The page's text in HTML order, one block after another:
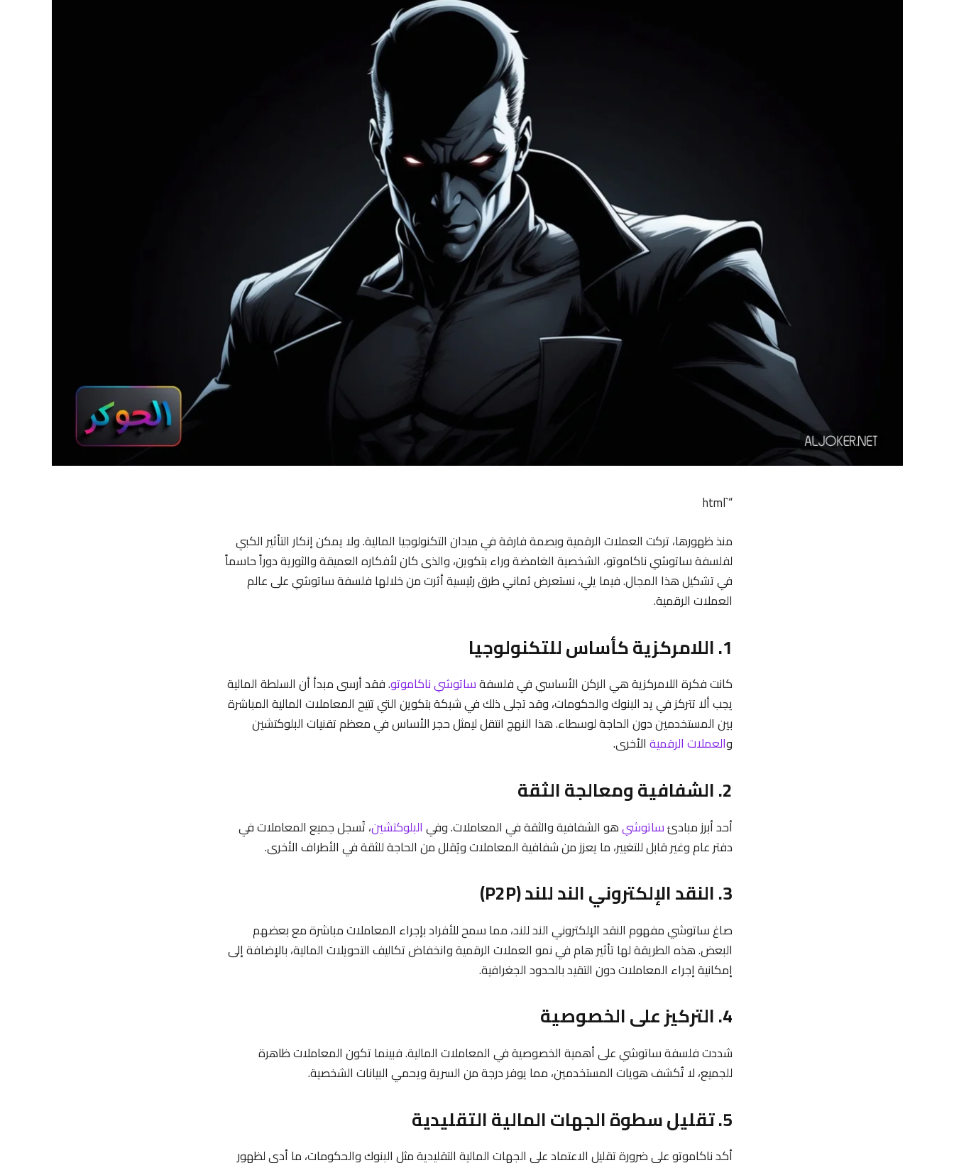
“`html
منذ ظهورها، تركت العملات الرقمية وبصمة فارقة في ميدان التكنولوجيا المالية. ولا يمكن إنكار التأثير الكبي
لفلسفة ساتوشي ناكاموتو، الشخصية الغامضة وراء بتكوين، والذى كان لأفكاره العميقة والثورية دوراً حاسماً
في تشكيل هذا المجال. فيما يلي، نستعرض ثماني طرق رئيسية أثرت من خلالها فلسفة ساتوشي على عالم
العملات الرقمية.
1. اللامركزية كأساس للتكنولوجيا
كانت فكرة اللامركزية هي الركن الأساسي في فلسفةساتوشي ناكاموتو. فقد أرسى مبدأ أن السلطة المالية
يجب ألا تتركز في يد البنوك والحكومات، وقد تجلى ذلك في شبكة بتكوين التي تتيح المعاملات المالية المباشرة
بين المستخدمين دون الحاجة لوسطاء. هذا النهج انتقل ليمثل حجر الأساس في معظم تقنيات البلوكتشين
والعملات الرقميةالأخرى.
2. الشفافية ومعالجة الثقة
أحد أبرز مبادئساتوشيهو الشفافية والثقة في المعاملات. وفيالبلوكتشين، تُسجل جميع المعاملات في
دفتر عام وغير قابل للتغيير، ما يعزز من شفافية المعاملات ويُقلل من الحاجة للثقة في الأطراف الأخرى.
3. النقد الإلكتروني الند للند (P2P)
صاغ ساتوشي مفهوم النقد الإلكتروني الند للند، مما سمح للأفراد بإجراء المعاملات مباشرة مع بعضهم
البعض. هذه الطريقة لها تأثير هام في نمو العملات الرقمية وانخفاض تكاليف التحويلات المالية، بالإضافة إلى
إمكانية إجراء المعاملات دون التقيد بالحدود الجغرافية.
4. التركيز على الخصوصية
شددت فلسفة ساتوشي على أهمية الخصوصية في المعاملات المالية. فبينما تكون المعاملات ظاهرة
للجميع، لا تُكشف هويات المستخدمين، مما يوفر درجة من السرية ويحمي البيانات الشخصية.
5. تقليل سطوة الجهات المالية التقليدية
أكد ناكاموتو على ضرورة تقليل الاعتماد على الجهات المالية التقليدية مثل البنوك والحكومات، ما أدى لظهور